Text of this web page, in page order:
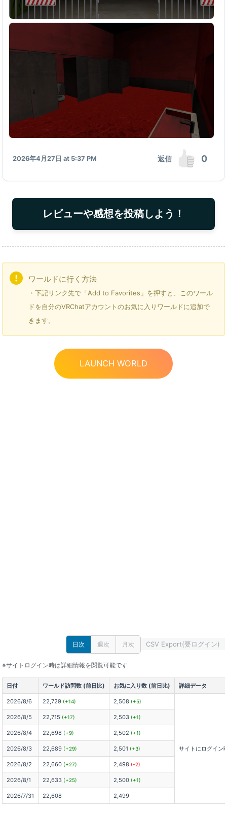
2026年4月27日 at 5:37 PM 返信 0
レビューや感想を投稿しよう！
ワールドに行く方法
・下記リンク先で「Add to Favorites」を押すと、このワール
ドを自分のVRChatアカウントのお気に入りワールドに追加で
きます。
LAUNCH WORLD
日次 週次 月次 CSV Export(要ログイン)
※サイトログイン時は詳細情報を閲覧可能です
日付 ワールド訪問数 (前日比) お気に入り数 (前日比) 詳細データ
2026/8/6 22,729 (+14) 2,508 (+5)
サイトにログイン
2026/8/5 22,715 (+17) 2,503 (+1)
2026/8/4 22,698 (+9) 2,502 (+1)
2026/8/3 22,689 (+29) 2,501 (+3)
2026/8/2 22,660 (+27) 2,498 (-2)
2026/8/1 22,633 (+25) 2,500 (+1)
2026/7/31 22,608 2,499